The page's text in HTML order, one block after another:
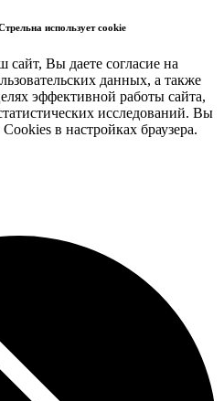
использует cookie
сайт, Вы даете согласие на
данных, а также
эффективной работы сайта,
исследований. Вы
в настройках браузера.